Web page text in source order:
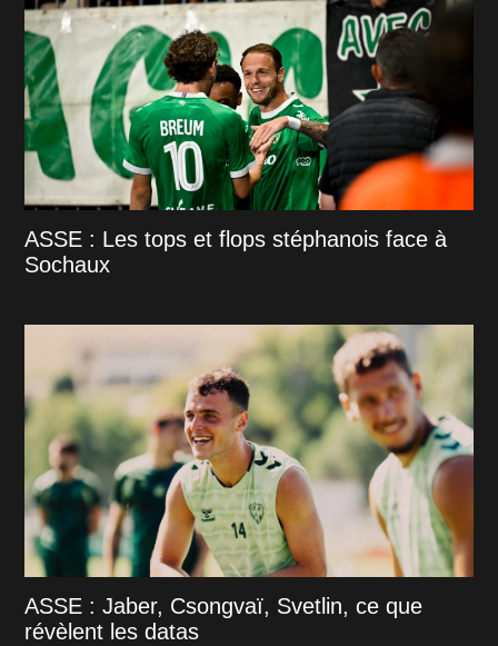
ASSE : Les tops et flops stéphanois face à
Sochaux
ASSE : Jaber, Csongvaï, Svetlin, ce que
révèlent les datas